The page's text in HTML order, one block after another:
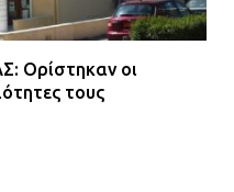
Ορίστηκαν οι
τους